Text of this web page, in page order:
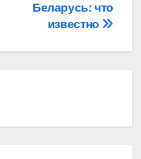
Беларусь: что
известно